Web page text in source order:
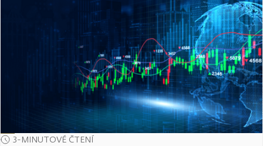
3-MINUTOVÉ ČTENÍ